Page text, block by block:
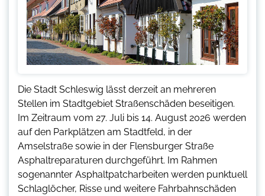
Die Stadt Schleswig lässt derzeit an mehreren
Stellen im Stadtgebiet Straßenschäden beseitigen.
Im Zeitraum vom 27. Juli bis 14. August 2026 werden
auf den Parkplätzen am Stadtfeld, in der
Amselstraße sowie in der Flensburger Straße
Asphaltreparaturen durchgeführt. Im Rahmen
sogenannter Asphaltpatcharbeiten werden punktuell
Schlaglöcher, Risse und weitere Fahrbahnschäden